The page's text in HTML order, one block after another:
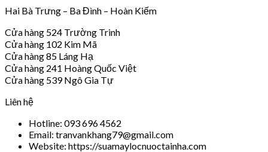
Hai Bà Trưng – Ba Đình – Hoàn Kiếm
Cửa hàng 524 Trường Trinh
Cửa hàng 102 Kim Mã
Cửa hàng 85 Láng Hạ
Cửa hàng 241 Hoàng Quốc Việt
Cửa hàng 539 Ngô Gia Tự
Liên hệ
Hotline: 093 696 4562
Email: tranvankhang79@gmail.com
Website: https://suamaylocnuoctainha.com